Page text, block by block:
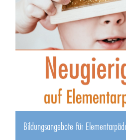
Bildungsangebote für